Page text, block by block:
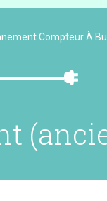
Compteur À